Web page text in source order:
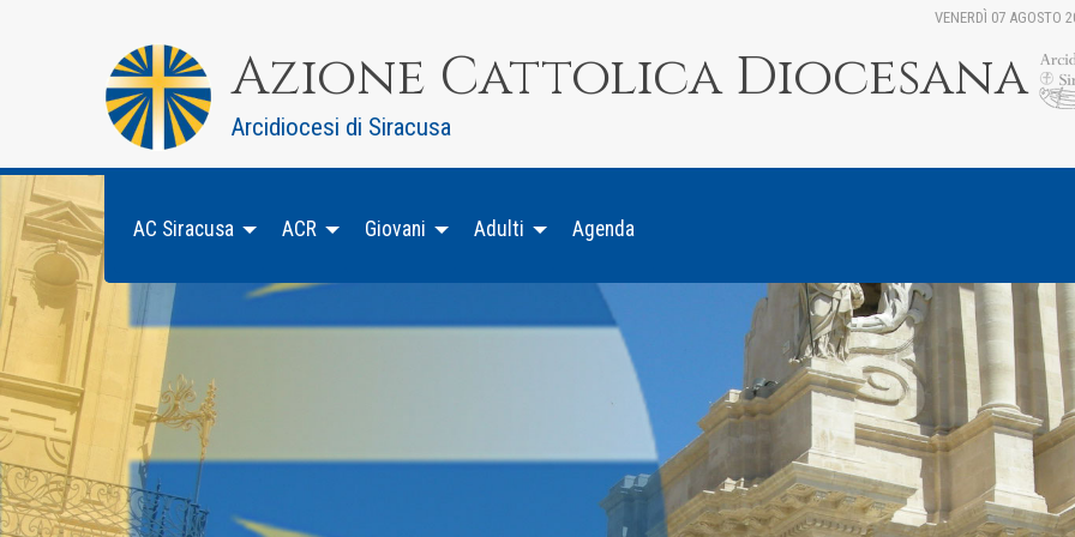
VENERDÌ 07 AGOSTO
Azione Cattolica Diocesana
Arcidiocesi di Siracusa
AC Siracusa ACR Giovani Adulti Agenda